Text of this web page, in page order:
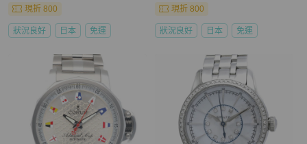
現折 800
狀況良好 日本 免運
現折 800
狀況良好 日本 免運